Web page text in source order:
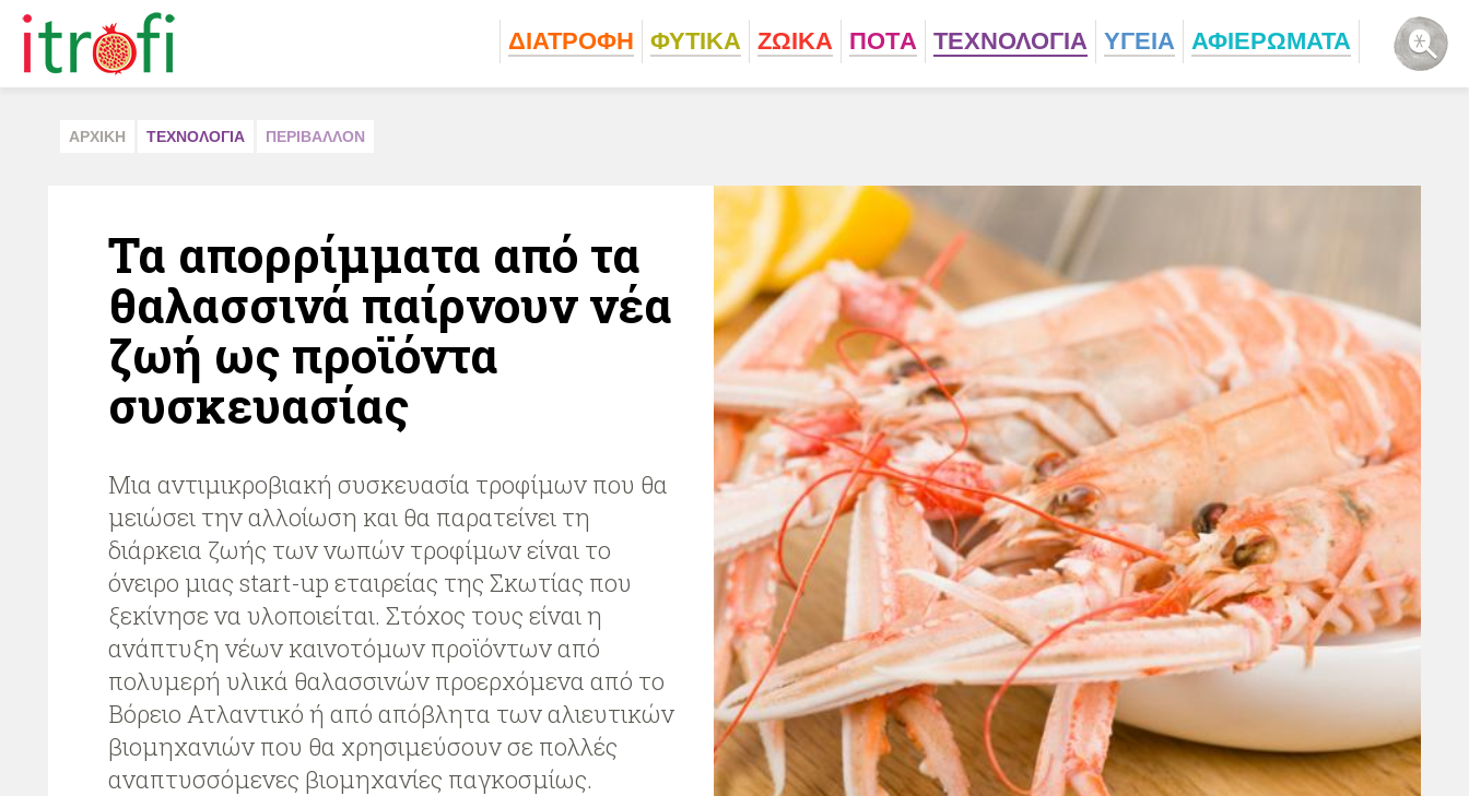
ΔΙΑΤΡΟΦΗ ΦΥΤΙΚA ΖΩΙΚA ΠΟΤA ΤΕΧΝΟΛΟΓΙΑ ΥΓΕΙΑ ΑΦΙΕΡΩΜΑΤΑ
ΑΡΧΙΚΗ ΤΕΧΝΟΛΟΓΙΑ ΠΕΡΙΒAΛΛΟΝ
Τα απορρίμματα από τα
θαλασσινά παίρνουν νέα
ζωή ως προϊόντα
συσκευασίας
Μια αντιμικροβιακή συσκευασία τροφίμων που θα
μειώσει την αλλοίωση και θα παρατείνει τη
διάρκεια ζωής των νωπών τροφίμων είναι το
όνειρο μιας start-up εταιρείας της Σκωτίας που
ξεκίνησε να υλοποιείται. Στόχος τους είναι η
ανάπτυξη νέων καινοτόμων προϊόντων από
πολυμερή υλικά θαλασσινών προερχόμενα από το
Βόρειο Ατλαντικό ή από απόβλητα των αλιευτικών
βιομηχανιών που θα χρησιμεύσουν σε πολλές
αναπτυσσόμενες βιομηχανίες παγκοσμίως.